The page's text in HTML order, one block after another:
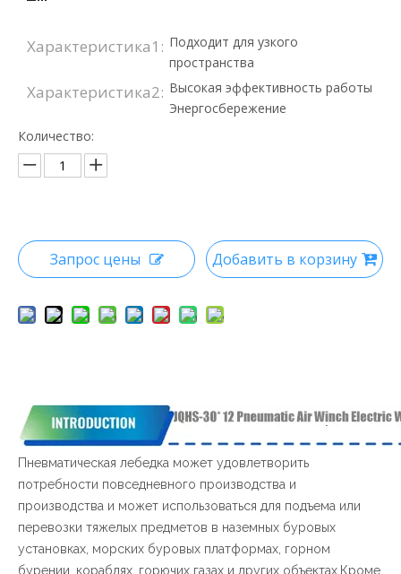
Характеристика1: Подходит для узкого
пространства
Характеристика2: Высокая эффективность работы
Энергосбережение
Количество:
Запрос цены Добавить в корзину
Пневматическая лебедка может удовлетворить
потребности повседневного производства и
производства и может использоваться для подъема или
перевозки тяжелых предметов в наземных буровых
установках, морских буровых платформах, горном
бурении, кораблях, горючих газах и других объектах.Кроме